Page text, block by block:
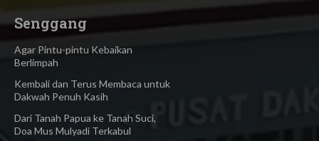
Senggang
Agar Pintu-pintu Kebaikan
Berlimpah
Kembali dan Terus Membaca untuk
Dakwah Penuh Kasih
Dari Tanah Papua ke Tanah Suci,
Doa Mus Mulyadi Terkabul